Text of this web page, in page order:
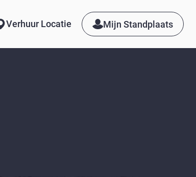
Verhuur Locatie Mijn Standplaats